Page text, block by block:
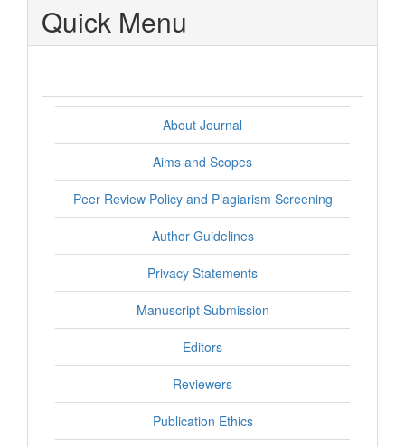
Quick Menu
About Journal
Aims and Scopes
Peer Review Policy and Plagiarism Screening
Author Guidelines
Privacy Statements
Manuscript Submission
Editors
Reviewers
Publication Ethics